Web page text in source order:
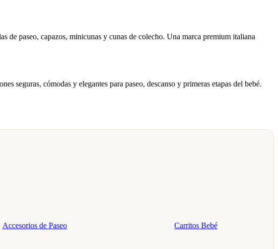
de paseo, capazos, minicunas y cunas de colecho. Una marca premium italiana
seguras, cómodas y elegantes para paseo, descanso y primeras etapas del bebé.
Accesorios de Paseo Carritos Bebé